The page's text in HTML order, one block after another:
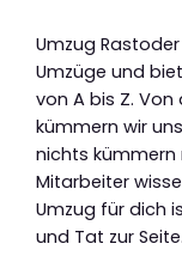
Umzug
Umzüge und
von A bis Z. Von
kümmern wir
nichts kümmern
Mitarbeiter
Umzug für dich
und Tat zur Seite.